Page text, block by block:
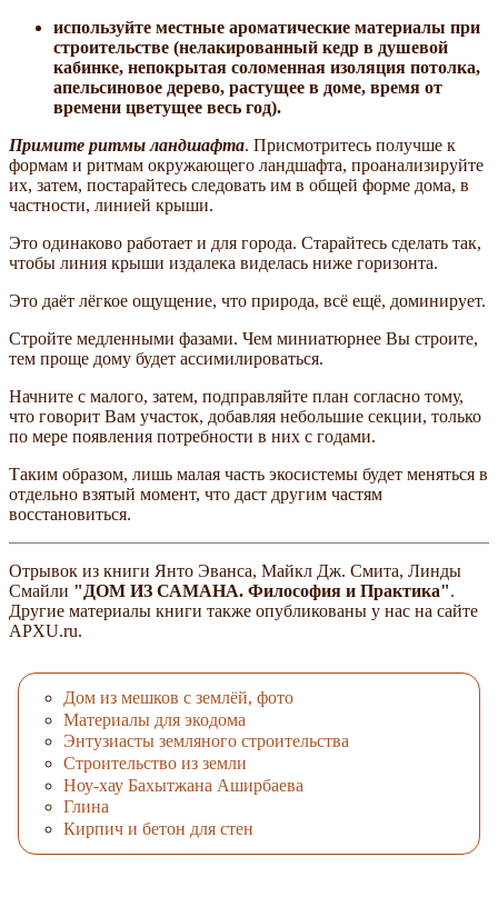
используйте местные ароматические материалы при
строительстве (нелакированный кедр в душевой
кабинке, непокрытая соломенная изоляция потолка,
апельсиновое дерево, растущее в доме, время от
времени цветущее весь год).
Примите ритмы ландшафта. Присмотритесь получше к
формам и ритмам окружающего ландшафта, проанализируйте
их, затем, постарайтесь следовать им в общей форме дома, в
частности, линией крыши.
Это одинаково работает и для города. Старайтесь сделать так,
чтобы линия крыши издалека виделась ниже горизонта.
Это даёт лёгкое ощущение, что природа, всё ещё, доминирует.
Стройте медленными фазами. Чем миниатюрнее Вы строите,
тем проще дому будет ассимилироваться.
Начните с малого, затем, подправляйте план согласно тому,
что говорит Вам участок, добавляя небольшие секции, только
по мере появления потребности в них с годами.
Таким образом, лишь малая часть экосистемы будет меняться в
отдельно взятый момент, что даст другим частям
восстановиться.
Отрывок из книги Янто Эванса, Майкл Дж. Смита, Линды
Смайли "ДОМ ИЗ САМАНА. Философия и Практика".
Другие материалы книги также опубликованы у нас на сайте
APXU.ru.
Дом из мешков с землёй, фото
Материалы для экодома
Энтузиасты земляного строительства
Строительство из земли
Ноу-хау Бахытжана Аширбаева
Глина
Кирпич и бетон для стен